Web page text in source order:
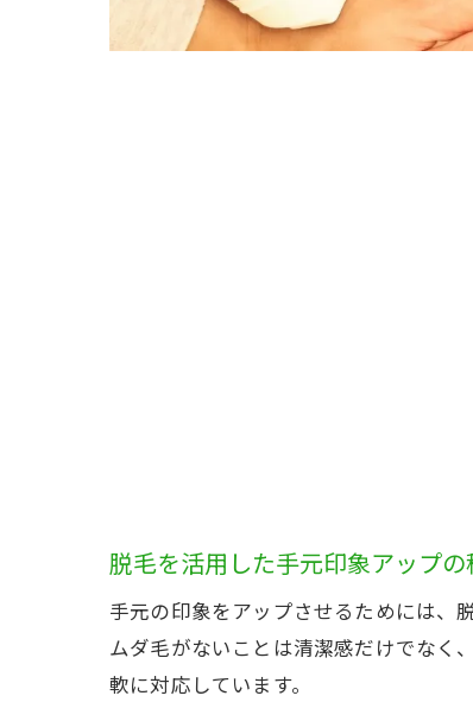
脱毛を活用した手元印象アップの
手元の印象をアップさせるためには、
ムダ毛がないことは清潔感だけでなく
軟に対応しています。